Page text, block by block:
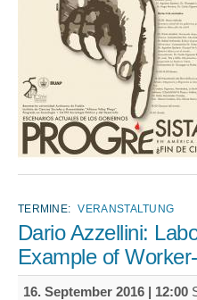
TERMINE: VERANSTALTUNG
Dario Azzellini:
Example of
16. September 2016 | 12:00